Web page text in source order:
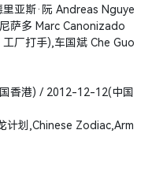
亚斯·阮 Andreas Nguye
萨多 Marc Canonizado
厂打手),车国斌 Che Guo
香港) / 2012-12-12(中国
计划,Chinese Zodiac,Arm